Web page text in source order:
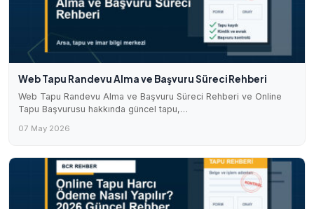
Web Tapu Randevu Alma ve Başvuru Süreci Rehberi
Web Tapu Randevu Alma ve Başvuru Süreci Rehberi ve Online
Tapu Başvurusu hakkında güncel tapu,…
07 May 2026